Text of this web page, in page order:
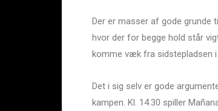
Der er masser af gode grunde
hvor der for begge hold står
komme væk fra sidstepladsen i
Det i sig selv er gode
kampen. Kl. 14.30 spiller